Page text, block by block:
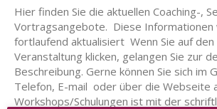
Hier finden Sie die aktuellen Coaching-,
Vortragsangebote. Diese Informationen
fortlaufend aktualisiert Wenn Sie auf
Veranstaltung klicken, gelangen Sie zur
Beschreibung. Gerne können Sie sich im
Telefon, E-mail oder über die Webseite
Workshops/Schulungen ist mit der